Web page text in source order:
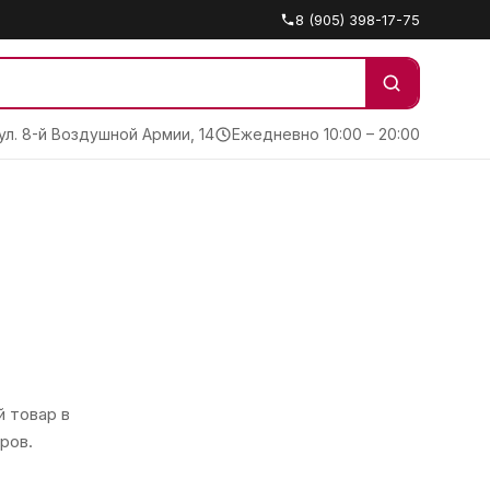
8 (905) 398-17-75
8-й Воздушной Армии, 14 Ежедневно 10:00 – 20:00
товар в